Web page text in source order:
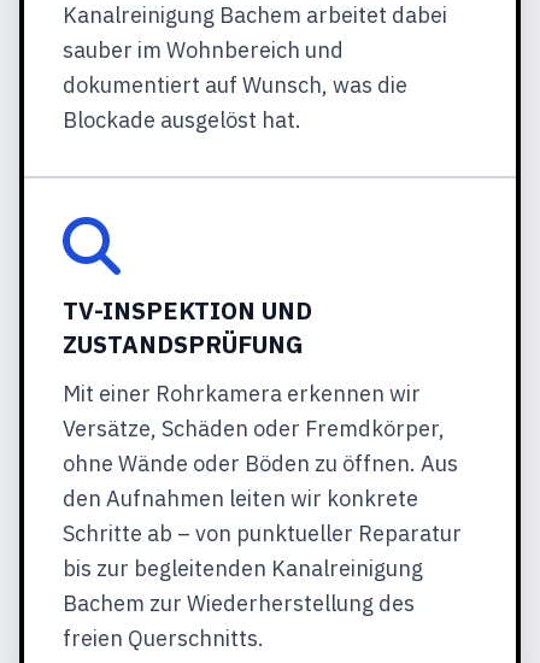
Kanalreinigung Bachem arbeitet dabei
sauber im Wohnbereich und
dokumentiert auf Wunsch, was die
Blockade ausgelöst hat.
TV-INSPEKTION UND
ZUSTANDSPRÜFUNG
Mit einer Rohrkamera erkennen wir
Versätze, Schäden oder Fremdkörper,
ohne Wände oder Böden zu öffnen. Aus
den Aufnahmen leiten wir konkrete
Schritte ab – von punktueller Reparatur
bis zur begleitenden Kanalreinigung
Bachem zur Wiederherstellung des
freien Querschnitts.